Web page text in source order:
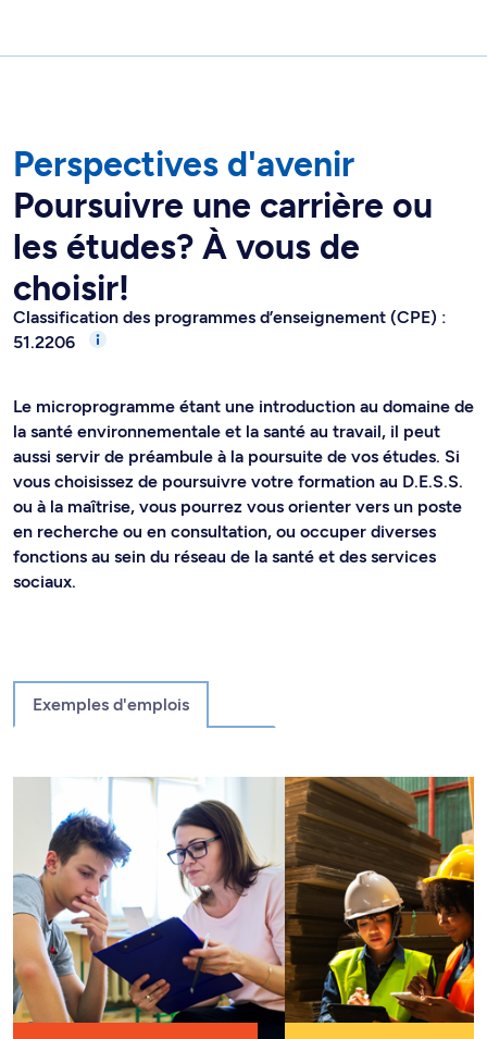
Perspectives d'avenir
Poursuivre une carrière ou
les études? À vous de
choisir!
Classification des programmes d’enseignement (CPE) :
51.2206
Le microprogramme étant une introduction au domaine de
la santé environnementale et la santé au travail, il peut
aussi servir de préambule à la poursuite de vos études. Si
vous choisissez de poursuivre votre formation au D.E.S.S.
ou à la maîtrise, vous pourrez vous orienter vers un poste
en recherche ou en consultation, ou occuper diverses
fonctions au sein du réseau de la santé et des services
sociaux.
Exemples d'emplois